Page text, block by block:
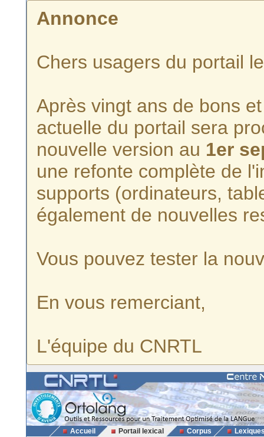
Annonce
Chers usagers du portail
Après vingt ans de bons
actuelle du portail sera
nouvelle version au 1er
une refonte complète de
supports (ordinateurs,
également de nouvelles
Vous pouvez tester la
En vous remerciant,
L'équipe du CNRTL
Accueil Portail lexical Corpus